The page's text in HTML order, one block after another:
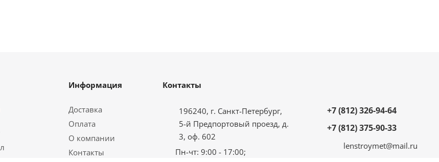
Информация
Доставка
Оплата
О компании
Контакты
Контакты
196240, г. Санкт-Петербург,
5-й Предпортовый проезд, д.
3, оф. 602
Пн-чт: 9:00 - 17:00;
+7 (812) 326-94-64
+7 (812) 375-90-33
lenstroymet@mail.ru